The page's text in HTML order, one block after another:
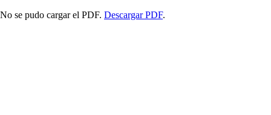
No se pudo cargar el PDF. Descargar PDF.